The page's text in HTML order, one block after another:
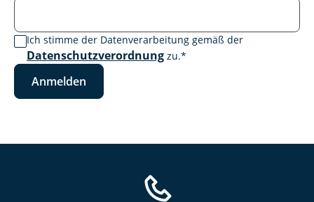
Ich stimme der Datenverarbeitung gemäß der
Datenschutzverordnung zu.*
Anmelden